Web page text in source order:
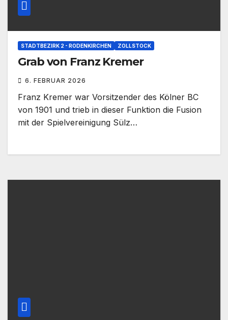
STADTBEZIRK 2 - RODENKIRCHEN ZOLLSTOCK
Grab von Franz Kremer
6. FEBRUAR 2026
Franz Kremer war Vorsitzender des Kölner BC
von 1901 und trieb in dieser Funktion die Fusion
mit der Spielvereinigung Sülz…